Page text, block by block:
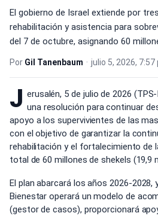
El gobierno de Israel extiende por
rehabilitación y asistencia para
del 7 de octubre, asignando 60
Por Gil Tanenbaum • julio 5, 2026, 7:57
J erusalén, 5 de julio de 2026
una resolución para continuar
apoyo a los supervivientes de las
con el objetivo de garantizar la
rehabilitación y el fortalecimiento de
total de 60 millones de shekels (19,9
El plan abarcará los años 2026-2028,
Bienestar operará un modelo de
(gestor de casos), proporcionará